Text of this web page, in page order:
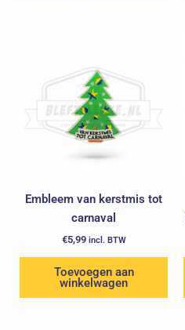
Embleem van kerstmis tot
carnaval
€5,99 incl. BTW
Toevoegen aan
winkelwagen